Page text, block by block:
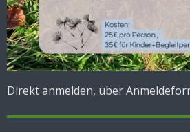
Direkt anmelden, über